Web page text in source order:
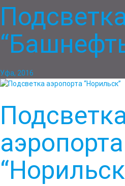
Уфа, 2016
аэропорта